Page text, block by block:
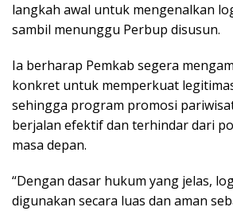
langkah awal untuk mengenalkan
sambil menunggu Perbup disusun.
Ia berharap Pemkab segera
konkret untuk memperkuat
sehingga program promosi
berjalan efektif dan terhindar dari
masa depan.
“Dengan dasar hukum yang jelas,
digunakan secara luas dan aman